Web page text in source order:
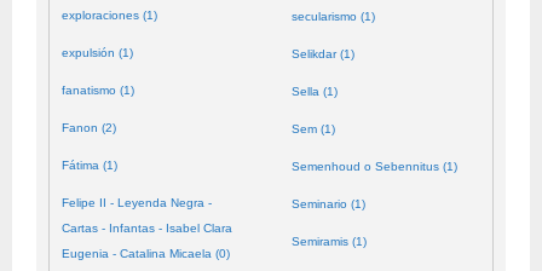
exploraciones (1)
expulsión (1)
fanatismo (1)
Fanon (2)
Fátima (1)
Felipe II - Leyenda Negra -
Cartas - Infantas - Isabel Clara
Eugenia - Catalina Micaela (0)
secularismo (1)
Selikdar (1)
Sella (1)
Sem (1)
Semenhoud o Sebennitus (1)
Seminario (1)
Semiramis (1)